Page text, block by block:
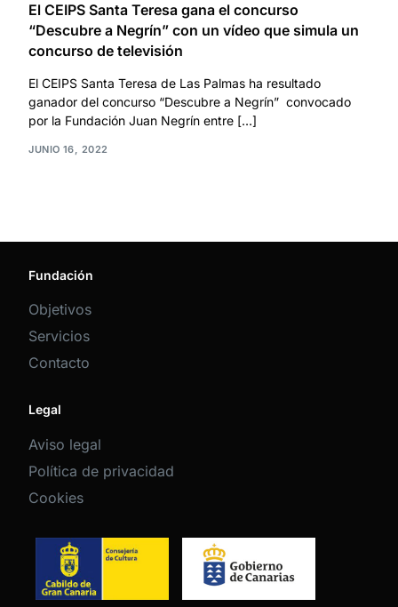
El CEIPS Santa Teresa gana el concurso
“Descubre a Negrín” con un vídeo que simula un
concurso de televisión
El CEIPS Santa Teresa de Las Palmas ha resultado
ganador del concurso “Descubre a Negrín” convocado
por la Fundación Juan Negrín entre […]
JUNIO 16, 2022
Fundación
Objetivos
Servicios
Contacto
Legal
Aviso legal
Política de privacidad
Cookies